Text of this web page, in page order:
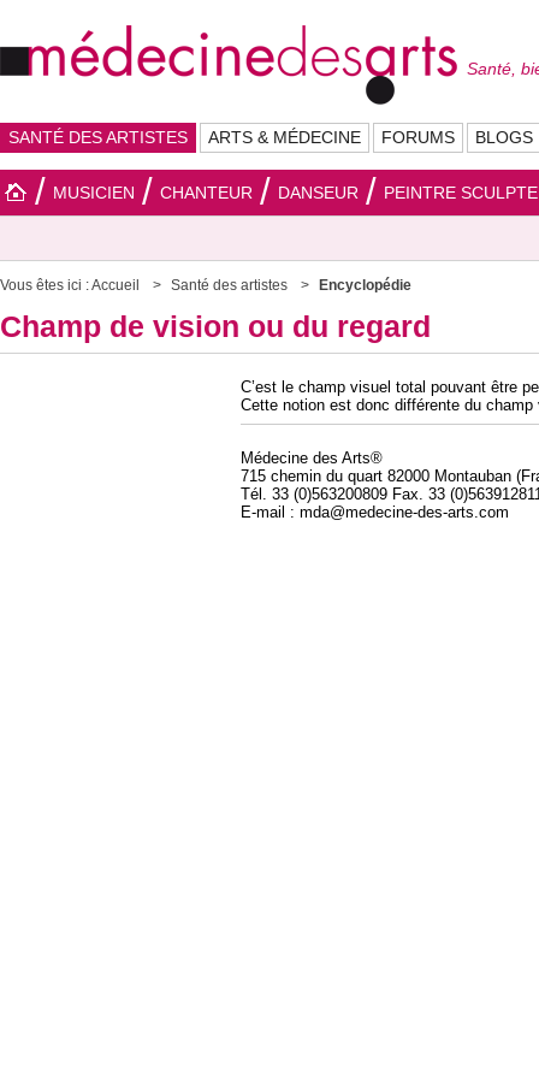
Santé,
SANTÉ DES ARTISTES ARTS & MÉDECINE FORUMS BLOGS
MUSICIEN CHANTEUR DANSEUR PEINTRE
Vous êtes ici :Accueil Santé des artistes Encyclopédie
Champ de vision ou du regard
C’est le champ visuel total pouvant être
Cette notion est donc différente du
Médecine des Arts®
715 chemin du quart 82000 Montauban
Tél. 33 (0)563200809 Fax. 33
E-mail : mda@medecine-des-arts.com